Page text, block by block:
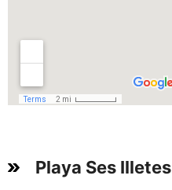
Playa Ses Illetes